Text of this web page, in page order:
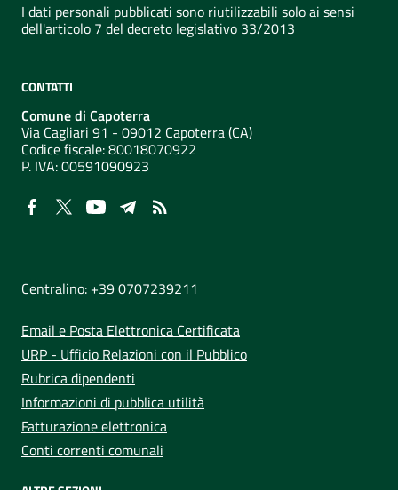
I dati personali pubblicati sono riutilizzabili solo ai sensi
dell'articolo 7 del decreto legislativo 33/2013
CONTATTI
Comune di Capoterra
Via Cagliari 91 - 09012 Capoterra (CA)
Codice fiscale: 80018070922
P. IVA:00591090923
Centralino: +39 0707239211
Email e Posta Elettronica Certificata
URP - Ufficio Relazioni con il Pubblico
Rubrica dipendenti
Informazioni di pubblica utilità
Fatturazione elettronica
Conti correnti comunali